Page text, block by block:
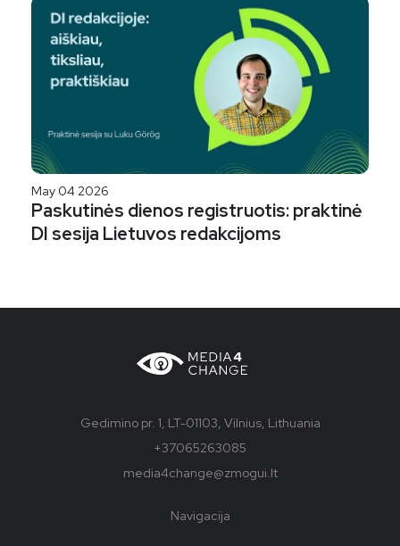
May 04 2026
Paskutinės dienos registruotis: praktinė
DI sesija Lietuvos redakcijoms
Gedimino pr. 1, LT-01103, Vilnius, Lithuania
+37065263085
media4change@zmogui.lt
Navigacija